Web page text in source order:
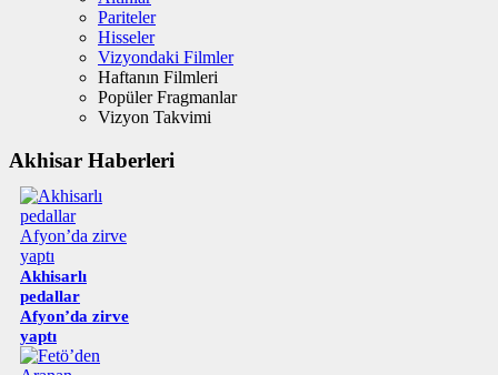
Pariteler
Hisseler
Vizyondaki Filmler
Haftanın Filmleri
Popüler Fragmanlar
Vizyon Takvimi
Akhisar Haberleri
Akhisarlı
pedallar
Afyon’da zirve
yaptı